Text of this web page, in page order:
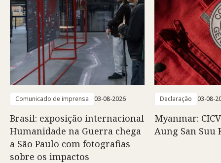
Comunicado de imprensa 03-08-2026
Brasil: exposição internacional
Humanidade na Guerra chega
a São Paulo com fotografias
sobre os impactos
Declaração 03-08-
Myanmar:
Aung San Suu